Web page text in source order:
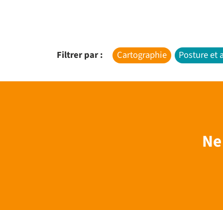
Filtrer par : Cartographie Posture et